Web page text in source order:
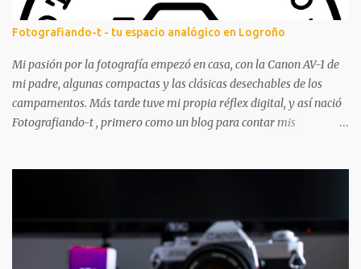
o
s
Fotografiando-t - tu espacio analógico en Logroño
Mi pasión por la fotografía empezó en casa, con la Canon AV-1 de
mi padre, algunas compactas y las clásicas desechables de los
campamentos. Más tarde tuve mi propia réflex digital, y así nació
Fotografiando-t , primero como un blog para contar mis
negro, mucho más tarde revelé color por primera vez y poco a
poco vas dándote cuenta de que hay mil pasos que puedes seguir
para hacer tu foto: desde elegir cámara y carrete, hasta cómo